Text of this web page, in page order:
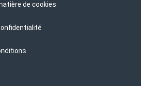
de cookies